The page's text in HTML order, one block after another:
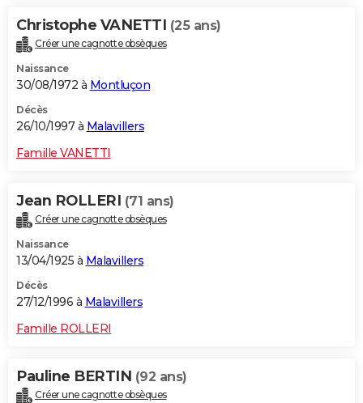
Christophe VANETTI (25 ans)
Créer une cagnotte obsèques
Naissance
30/08/1972 à Montluçon
Décès
26/10/1997 à Malavillers
Famille VANETTI
Jean ROLLERI (71 ans)
Créer une cagnotte obsèques
Naissance
13/04/1925 à Malavillers
Décès
27/12/1996 à Malavillers
Famille ROLLERI
Pauline BERTIN (92 ans)
Créer une cagnotte obsèques